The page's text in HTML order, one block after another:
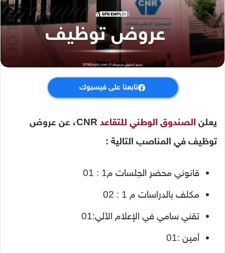
تابعنا على فيسبوك
يعلن الصندوق الوطني للتقاعد
CNR، عن عروض
توظيف في المناصب التالية :
قانوني محضر الجلسات م1 : 01
مكلف بالدراسات م 1 : 02
تقني سامي في الإعلام الآلي:01
أمين :01